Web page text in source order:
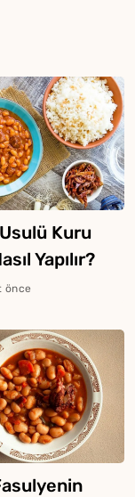
Kuru
Yapılır?
önce